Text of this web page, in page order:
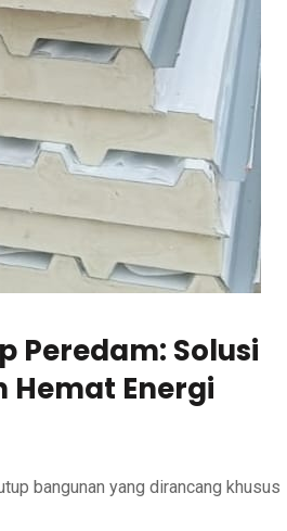
Peredam: Solusi
Hemat Energi
bangunan yang dirancang khusus